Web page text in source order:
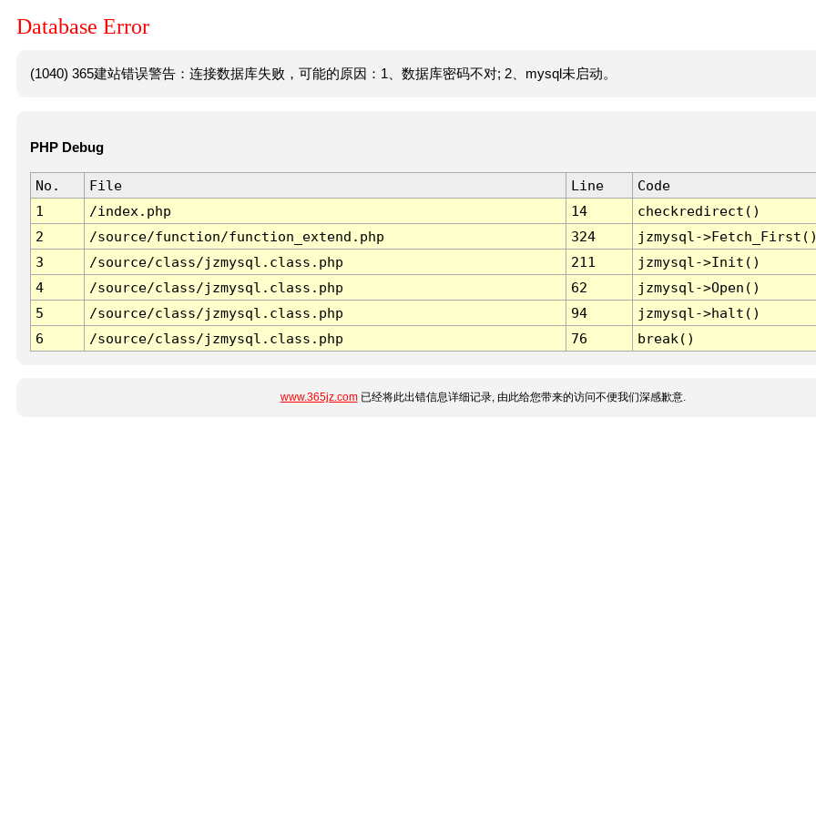
Database Error
(1040) 365建站错误警告：连接数据库失败，可能的原因：1、数据库密码不对; 2、mysql未启动。
PHP Debug
No. File Line
Code
1
/index.php 14
checkredirect()
2
/source/function/function_extend.php 324
jzmysql-
3
/source/class/jzmysql.class.php 211
jzmysql->Init()
4
/source/class/jzmysql.class.php 62
jzmysql->Open()
5
/source/class/jzmysql.class.php 94
jzmysql->halt()
6
/source/class/jzmysql.class.php 76 break()
www.365jz.com已经将此出错信息详细记录, 由此给您带来的访问不便我们深感歉意.